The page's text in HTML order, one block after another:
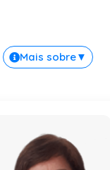
Mais sobre▼